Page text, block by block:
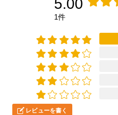
5.00
1件
レビューを書く